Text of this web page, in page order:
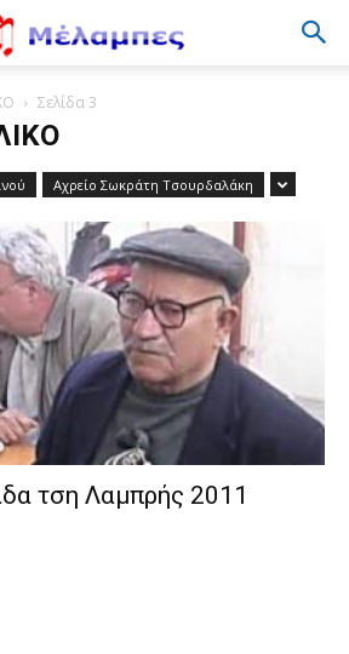
Σελίδα 3
Αχρείο Σωκράτη Τσουρδαλάκη
τση Λαμπρής 2011